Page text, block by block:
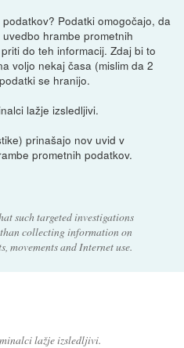
Podatki omogočajo, da
hrambe prometnih
do teh informacij. Zdaj bi to
voljo nekaj časa (mislim da 2
se hranijo.
lažje izsledljivi.
prinašajo nov uvid v
prometnih podatkov.
such targeted investigations
collecting information on
movements and Internet use.
lažje izsledljivi.